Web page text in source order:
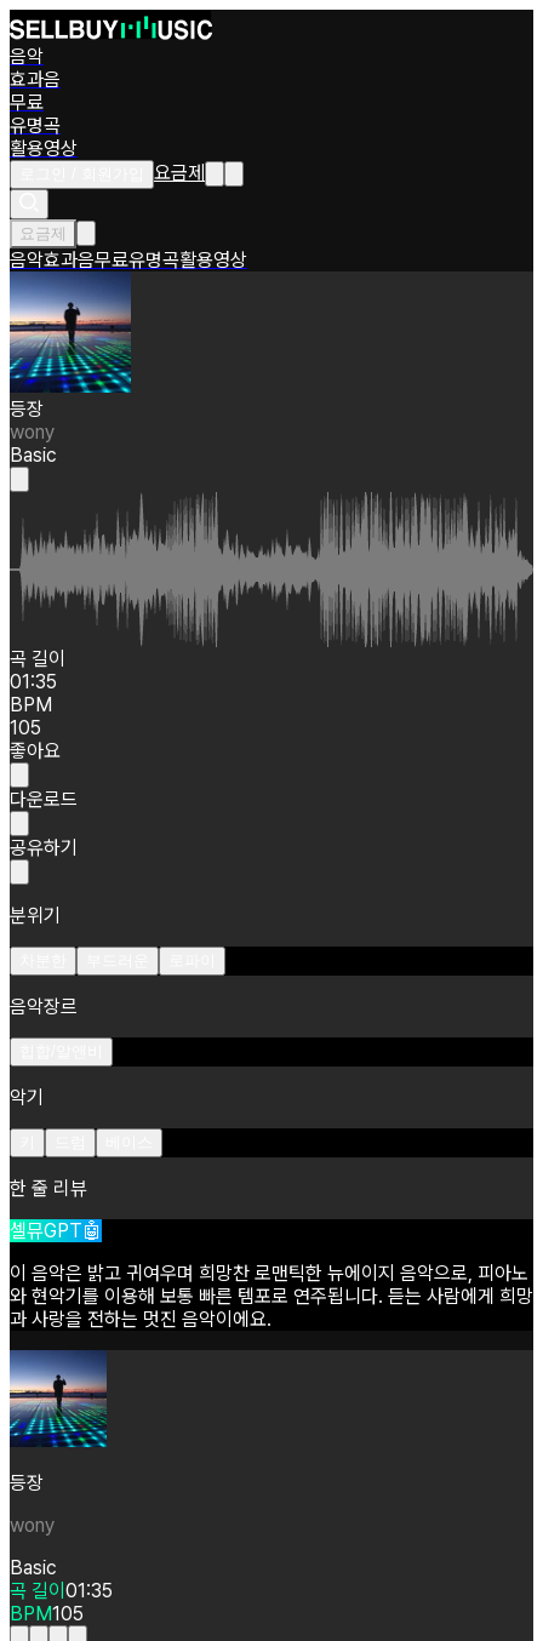
음악
효과음
무료
유명곡
활용영상
요금제
요금제
음악효과음무료유명곡활용영상
등장
wony
Basic
곡 길이
01:35
BPM
105
좋아요
다운로드
공유하기
분위기
음악장르
악기
한 줄 리뷰
셀뮤GPT🤖
이 음악은 밝고 귀여우며 희망찬 로맨틱한 뉴에이지 음악으로, 피아노
와 현악기를 이용해 보통 빠른 템포로 연주됩니다. 듣는 사람에게 희망
과 사랑을 전하는 멋진 음악이에요.
등장
wony
Basic
곡 길이 01:35
BPM105